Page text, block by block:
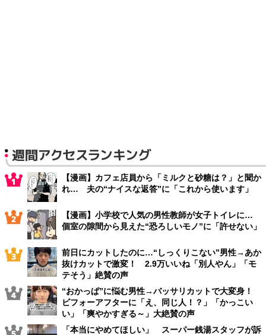
週間アクセスランキング
【漫画】カフェ店員から「ミルクと砂糖は？」と聞か
れ… 夫の“ナイスな返答”に「これから使います」
【漫画】小学校で人気の男性教師が女子トイレに…
個室の隙間から見えた“恐ろしいモノ”に「許せない」
前日にカットしたのに…“しっくりこない”男性→あか
抜けカットで激変！ 2.9万いいね「別人やん」「モ
テそう」絶賛の声
“おかっぱ”に悩む男性→バッサリカットで大変身！
ビフォーアフターに「え、同じ人！？」「かっこい
い」「爽やかすぎる～」大絶賛の声
「本当にやめてほしい」 スーパー銭湯スタッフが訴